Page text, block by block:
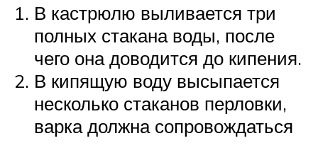
В кастрюлю выливается три
полных стакана воды, после
чего она доводится до кипения.
В кипящую воду высыпается
несколько стаканов перловки,
варка должна сопровождаться